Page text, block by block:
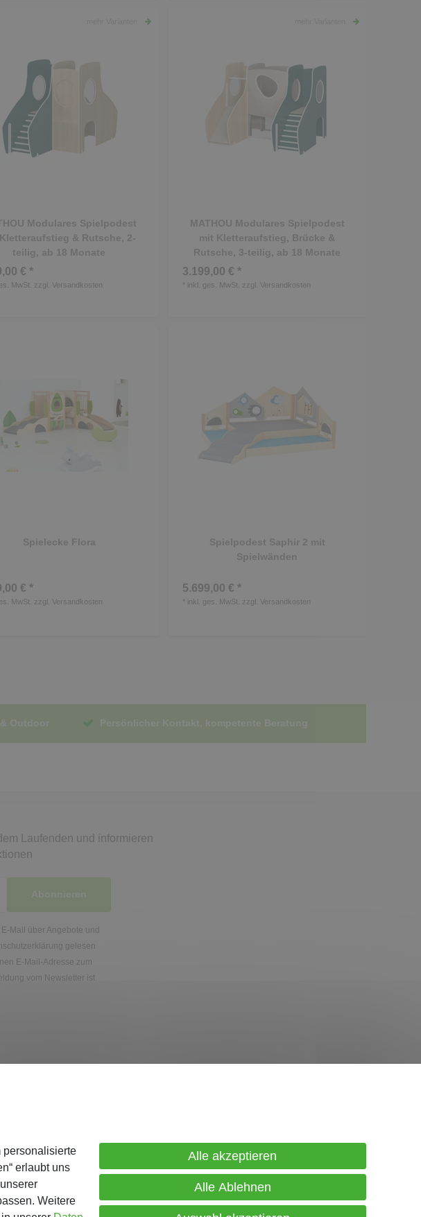
Modulares Spielpodest
& Rutsche, 2-
teilig, ab 18 Monate
€ *
MwSt. zzgl. Versandkosten
MATHOU Modulares Spielpodest
mit Kletteraufstieg, Brücke &
Rutsche, 3-teilig, ab 18 Monate
3.199,00 € *
* inkl. ges. MwSt. zzgl. Versandkosten
Spielecke Flora
€ *
MwSt. zzgl. Versandkosten
Spielpodest Saphir 2 mit
Spielwänden
5.699,00 € *
* inkl. ges. MwSt. zzgl. Versandkosten
Outdoor Persönlicher Kontakt, kompetente Beratung
Laufenden und informieren
Abonnieren
Mail über Angebote und
gelesen
E-Mail-Adresse zum
vom Newsletter ist
Login
personalisierte
erlaubt uns
Weitere
Alle akzeptieren
Alle Ablehnen